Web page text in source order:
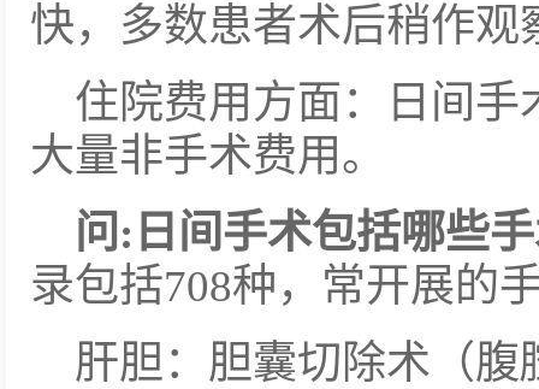
快，多数患者术后稍作
住院费用方面：日间
大量非手术费用。
问: 日间手术包括哪些
录包括708种，常开展的
肝胆：胆囊切除术（